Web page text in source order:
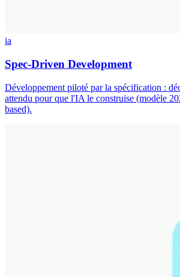
ia
Spec-Driven Development
Développement piloté par la spécification :
attendu pour que l'IA le construise (modèle
based).